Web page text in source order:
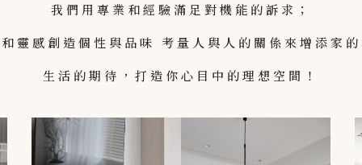
我們用專業和經驗滿足對機能的訴求；
靈感創造個性與品味 考量人與人的關係來增添家
生活的期待，打造你心目中的理想空間！